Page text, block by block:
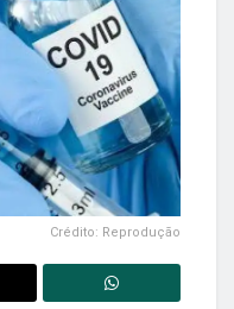
Crédito: Reprodução